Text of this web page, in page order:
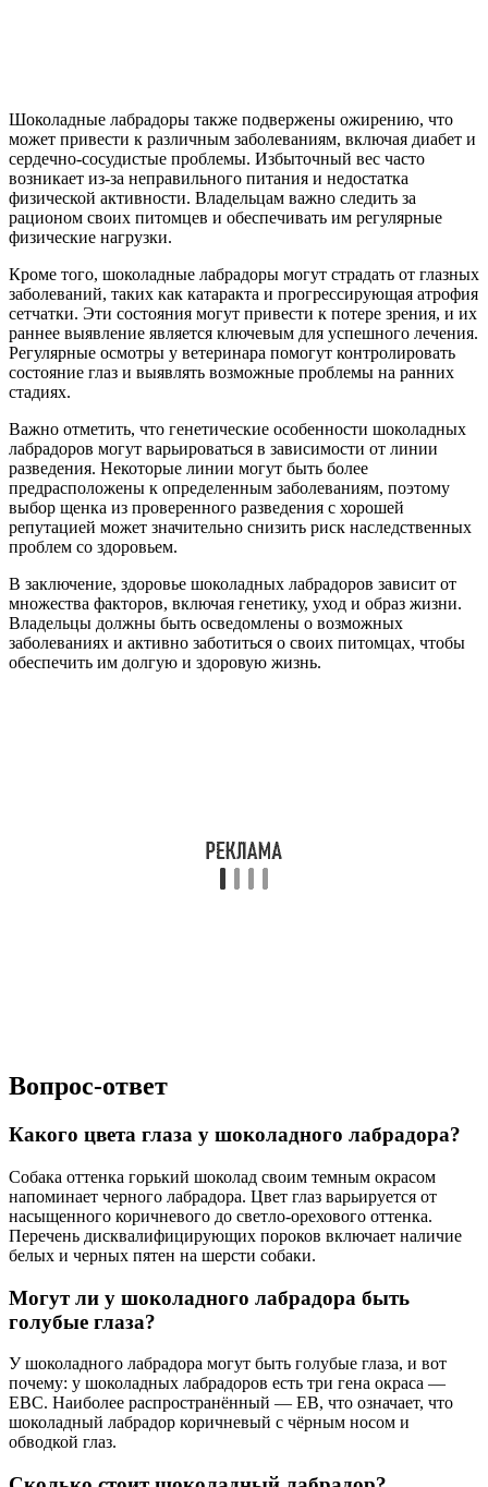
Шоколадные лабрадоры также подвержены ожирению, что
может привести к различным заболеваниям, включая диабет и
сердечно-сосудистые проблемы. Избыточный вес часто
возникает из-за неправильного питания и недостатка
физической активности. Владельцам важно следить за
рационом своих питомцев и обеспечивать им регулярные
физические нагрузки.
Кроме того, шоколадные лабрадоры могут страдать от глазных
заболеваний, таких как катаракта и прогрессирующая атрофия
сетчатки. Эти состояния могут привести к потере зрения, и их
раннее выявление является ключевым для успешного лечения.
Регулярные осмотры у ветеринара помогут контролировать
состояние глаз и выявлять возможные проблемы на ранних
стадиях.
Важно отметить, что генетические особенности шоколадных
лабрадоров могут варьироваться в зависимости от линии
разведения. Некоторые линии могут быть более
предрасположены к определенным заболеваниям, поэтому
выбор щенка из проверенного разведения с хорошей
репутацией может значительно снизить риск наследственных
проблем со здоровьем.
В заключение, здоровье шоколадных лабрадоров зависит от
множества факторов, включая генетику, уход и образ жизни.
Владельцы должны быть осведомлены о возможных
заболеваниях и активно заботиться о своих питомцах, чтобы
обеспечить им долгую и здоровую жизнь.
Вопрос-ответ
Какого цвета глаза у шоколадного лабрадора?
Собака оттенка горький шоколад своим темным окрасом
напоминает черного лабрадора. Цвет глаз варьируется от
насыщенного коричневого до светло-орехового оттенка.
Перечень дисквалифицирующих пороков включает наличие
белых и черных пятен на шерсти собаки.
Могут ли у шоколадного лабрадора быть
голубые глаза?
У шоколадного лабрадора могут быть голубые глаза, и вот
почему: у шоколадных лабрадоров есть три гена окраса —
EBC. Наиболее распространённый — EB, что означает, что
шоколадный лабрадор коричневый с чёрным носом и
обводкой глаз.